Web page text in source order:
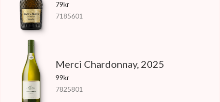
79kr
7185601
Merci Chardonnay, 2025
99kr
7825801